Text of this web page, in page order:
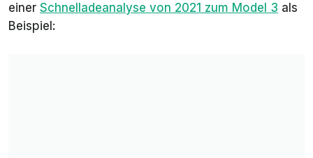
einer Schnelladeanalyse von 2021 zum Model 3 als
Beispiel: